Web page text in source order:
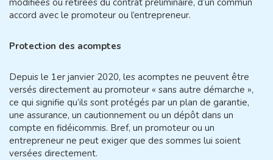
accord avec le promoteur ou l’entrepreneur.
Protection des acomptes
Depuis le 1er janvier 2020, les acomptes ne peuvent être
versés directement au promoteur « sans autre démarche »,
ce qui signifie qu’ils sont protégés par un plan de garantie,
une assurance, un cautionnement ou un dépôt dans un
compte en fidéicommis. Bref, un promoteur ou un
entrepreneur ne peut exiger que des sommes lui soient
versées directement.